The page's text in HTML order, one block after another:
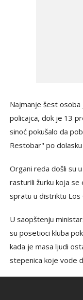
Najmanje šest
policajca, dok je 13
sinoć pokušalo da
Restobar" po
Organi reda došli su
rasturili žurku koja se
spratu u distriktu Los
U saopštenju
su posetioci kluba
kada je masa ljudi
stepenica koje vode